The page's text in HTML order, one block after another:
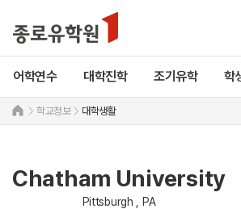
어학연수 대학진학 조기유학 학
학교정보 대학생활
Chatham University
Pittsburgh , PA